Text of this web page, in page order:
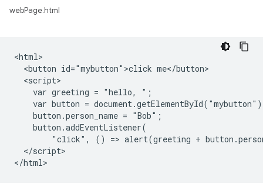
webPage.html
<html>
  <button id="mybutton">click me</button>
  <script>
    var greeting = "hello, ";
var button =
    button.person_name = "Bob";
    button.addEventListener(
"click", () => alert(greeting +
  </script>